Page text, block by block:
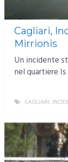
Cagliari,
Mirrionis
Un incidente
nel quartiere
CAGLIARI,